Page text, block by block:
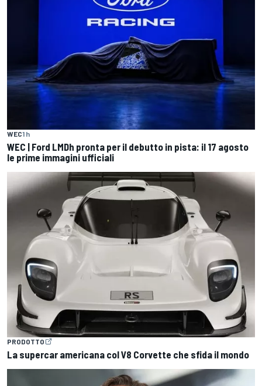
WEC1 h
WEC | Ford LMDh pronta per il debutto in pista: il 17 agosto
le prime immagini ufficiali
PRODOTTO
La supercar americana col V8 Corvette che sfida il mondo